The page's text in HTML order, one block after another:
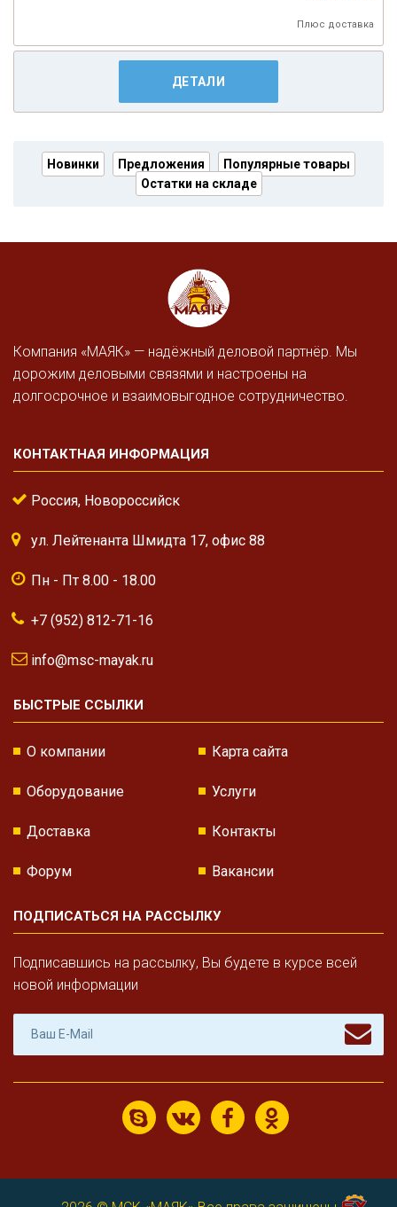
Плюс доставка
ДЕТАЛИ
Новинки Предложения
Популярные товары
Остатки на складе
Компания «МАЯК» — надёжный деловой партнёр. Мы
дорожим деловыми связями и настроены на
долгосрочное и взаимовыгодное сотрудничество.
КОНТАКТНАЯ ИНФОРМАЦИЯ
Россия, Новороссийск
ул. Лейтенанта Шмидта 17, офис 88
Пн - Пт 8.00 - 18.00
+7 (952) 812-71-16
info@msc-mayak.ru
БЫСТРЫЕ ССЫЛКИ
О компании Карта сайта
Оборудование Услуги
Доставка Контакты
Форум Вакансии
ПОДПИСАТЬСЯ НА РАССЫЛКУ
Подписавшись на рассылку, Вы будете в курсе всей
новой информации